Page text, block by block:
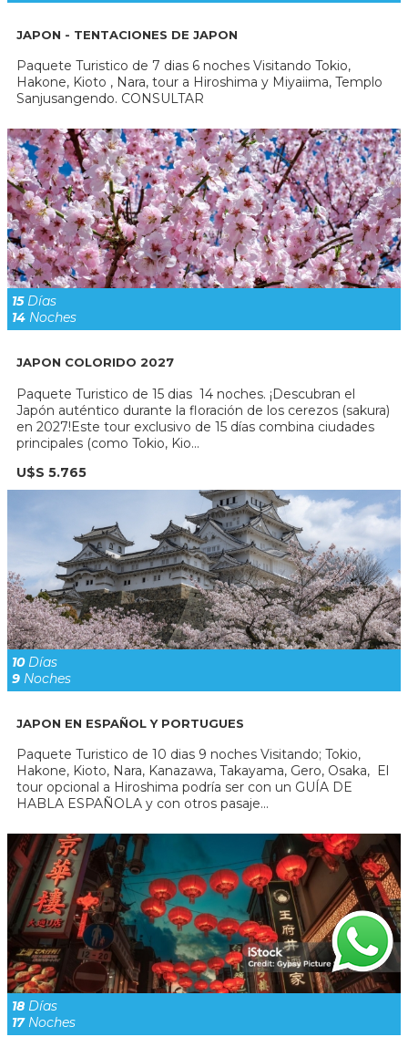
JAPON - TENTACIONES DE JAPON
Paquete Turistico de 7 dias 6 noches Visitando Tokio,
Hakone, Kioto , Nara, tour a Hiroshima y Miyaiima, Templo
Sanjusangendo. CONSULTAR
15Días
14 Noches
JAPON COLORIDO 2027
Paquete Turistico de 15 dias 14 noches. ¡Descubran el
Japón auténtico durante la floración de los cerezos (sakura)
en 2027!Este tour exclusivo de 15 días combina ciudades
principales (como Tokio, Kio...
U$S 5.765
10Días
9 Noches
JAPON EN ESPAÑOL Y PORTUGUES
Paquete Turistico de 10 dias 9 noches Visitando; Tokio,
Hakone, Kioto, Nara, Kanazawa, Takayama, Gero, Osaka, El
tour opcional a Hiroshima podría ser con un GUÍA DE
HABLA ESPAÑOLA y con otros pasaje...
18 Días
17Noches